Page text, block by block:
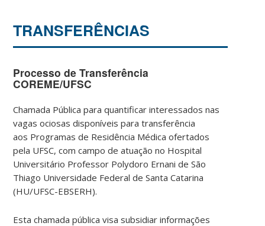
TRANSFERÊNCIAS
Processo de Transferência
COREME/UFSC
Chamada Pública para quantificar interessados nas
vagas ociosas disponíveis para transferência
aos Programas de Residência Médica ofertados
pela UFSC, com campo de atuação no Hospital
Universitário Professor Polydoro Ernani de São
Thiago Universidade Federal de Santa Catarina
(HU/UFSC-EBSERH).
Esta chamada pública visa subsidiar informações